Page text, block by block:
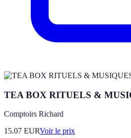
TEA BOX RITUELS &
Comptoirs Richard
15.07 EURVoir le prix